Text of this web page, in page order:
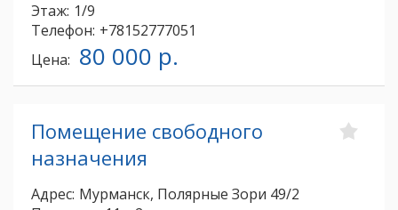
Этаж: 1/9
Телефон: +78152777051
Цена: 80 000 р.
Помещение свободного
назначения
Адрес: Мурманск, Полярные Зори 49/2